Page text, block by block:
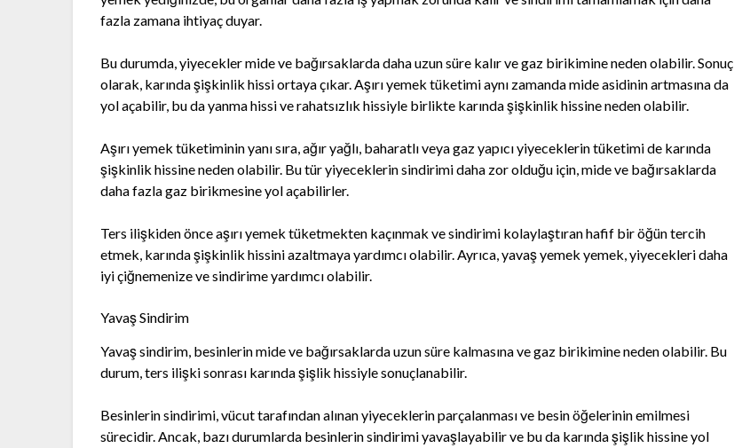
fazla zamana ihtiyaç duyar.
Bu durumda, yiyecekler mide ve bağırsaklarda daha uzun süre kalır ve gaz birikimine neden olabilir. Sonuç
olarak, karında şişkinlik hissi ortaya çıkar. Aşırı yemek tüketimi aynı zamanda mide asidinin artmasına da
yol açabilir, bu da yanma hissi ve rahatsızlık hissiyle birlikte karında şişkinlik hissine neden olabilir.
Aşırı yemek tüketiminin yanı sıra, ağır yağlı, baharatlı veya gaz yapıcı yiyeceklerin tüketimi de karında
şişkinlik hissine neden olabilir. Bu tür yiyeceklerin sindirimi daha zor olduğu için, mide ve bağırsaklarda
daha fazla gaz birikmesine yol açabilirler.
Ters ilişkiden önce aşırı yemek tüketmekten kaçınmak ve sindirimi kolaylaştıran hafif bir öğün tercih
etmek, karında şişkinlik hissini azaltmaya yardımcı olabilir. Ayrıca, yavaş yemek yemek, yiyecekleri daha
iyi çiğnemenize ve sindirime yardımcı olabilir.
Yavaş Sindirim
Yavaş sindirim, besinlerin mide ve bağırsaklarda uzun süre kalmasına ve gaz birikimine neden olabilir. Bu
durum, ters ilişki sonrası karında şişlik hissiyle sonuçlanabilir.
Besinlerin sindirimi, vücut tarafından alınan yiyeceklerin parçalanması ve besin öğelerinin emilmesi
sürecidir. Ancak, bazı durumlarda besinlerin sindirimi yavaşlayabilir ve bu da karında şişlik hissine yol